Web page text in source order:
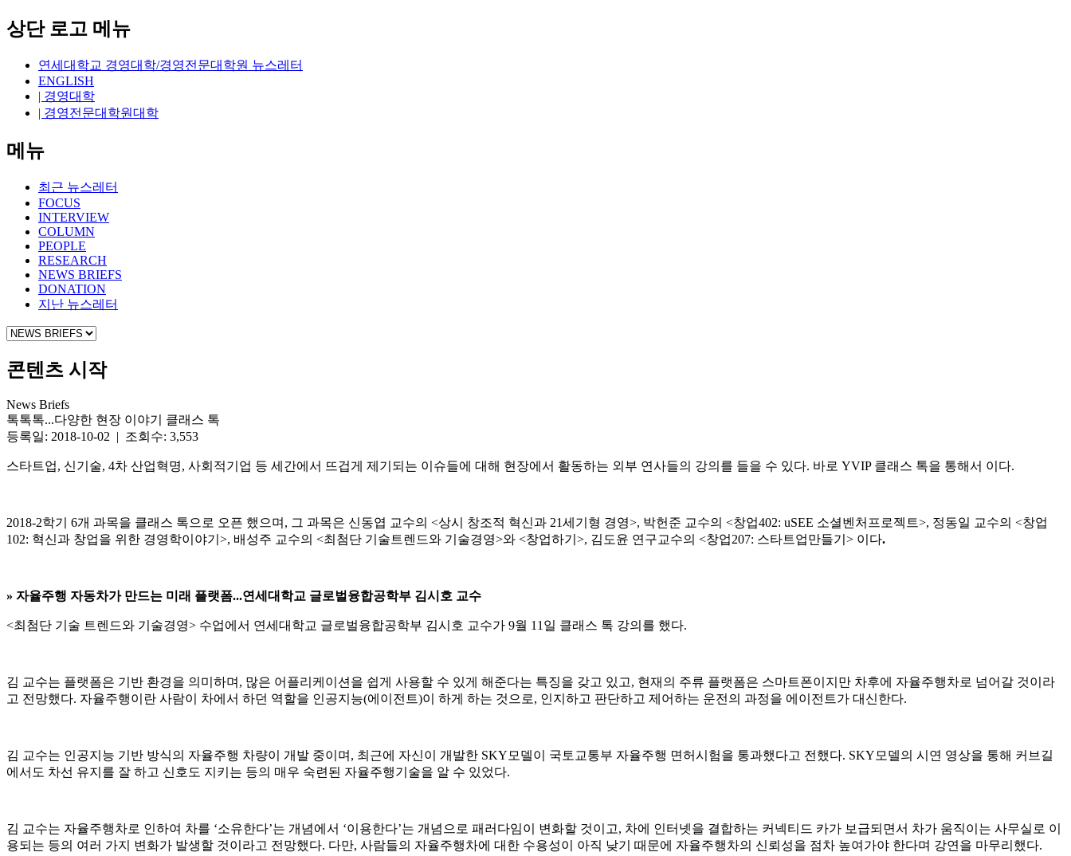
상단 로고 메뉴
연세대학교 경영대학/경영전문대학원 뉴스레터
ENGLISH
| 경영대학
| 경영전문대학원대학
메뉴
최근 뉴스레터
FOCUS
INTERVIEW
COLUMN
PEOPLE
RESEARCH
NEWS BRIEFS
DONATION
지난 뉴스레터
콘텐츠 시작
News Briefs
톡톡톡...다양한 현장 이야기 클래스 톡
등록일: 2018-10-02 | 조회수: 3,553
스타트업, 신기술, 4차 산업혁명, 사회적기업 등 세간에서 뜨겁게 제기되는 이슈들에 대해 현장에서 활동하는 외부 연사들의 강의를 들을 수 있다. 바로 YVIP 클래스 톡을 통해서 이다.
2018-2학기 6개 과목을 클래스 톡으로 오픈 했으며, 그 과목은 신동엽 교수의 <상시 창조적 혁신과 21세기형 경영>, 박헌준 교수의 <창업402: uSEE 소셜벤처프로젝트>, 정동일 교수의 <창업
102: 혁신과 창업을 위한 경영학이야기>, 배성주 교수의 <최첨단 기술트렌드와 기술경영>와 <창업하기>, 김도윤 연구교수의 <창업207: 스타트업만들기> 이다.
» 자율주행 자동차가 만드는 미래 플랫폼...연세대학교 글로벌융합공학부 김시호 교수
<최첨단 기술 트렌드와 기술경영> 수업에서 연세대학교 글로벌융합공학부 김시호 교수가 9월 11일 클래스 톡 강의를 했다.
김 교수는 플랫폼은 기반 환경을 의미하며, 많은 어플리케이션을 쉽게 사용할 수 있게 해준다는 특징을 갖고 있고, 현재의 주류 플랫폼은 스마트폰이지만 차후에 자율주행차로 넘어갈 것이라
고 전망했다. 자율주행이란 사람이 차에서 하던 역할을 인공지능(에이전트)이 하게 하는 것으로, 인지하고 판단하고 제어하는 운전의 과정을 에이전트가 대신한다.
김 교수는 인공지능 기반 방식의 자율주행 차량이 개발 중이며, 최근에 자신이 개발한 SKY모델이 국토교통부 자율주행 면허시험을 통과했다고 전했다. SKY모델의 시연 영상을 통해 커브길
에서도 차선 유지를 잘 하고 신호도 지키는 등의 매우 숙련된 자율주행기술을 알 수 있었다.
김 교수는 자율주행차로 인하여 차를 ‘소유한다’는 개념에서 ‘이용한다’는 개념으로 패러다임이 변화할 것이고, 차에 인터넷을 결합하는 커넥티드 카가 보급되면서 차가 움직이는 사무실로 이
용되는 등의 여러 가지 변화가 발생할 것이라고 전망했다. 다만, 사람들의 자율주행차에 대한 수용성이 아직 낮기 때문에 자율주행차의 신뢰성을 점차 높여가야 한다며 강연을 마무리했다.